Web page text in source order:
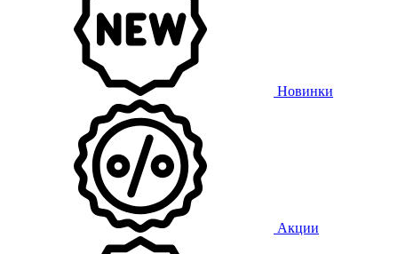
Новинки
Акции